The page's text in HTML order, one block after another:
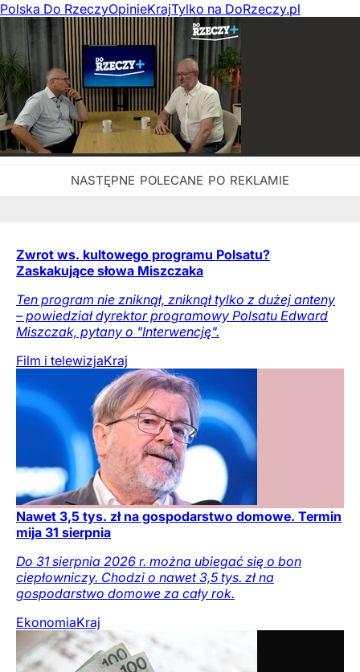
Polska Do RzeczyOpinieKrajTylko na DoRzeczy.pl
Zwrot ws. kultowego programu Polsatu?
Zaskakujące słowa Miszczaka
Ten program nie zniknął, zniknął tylko z dużej anteny
– powiedział dyrektor programowy Polsatu Edward
Miszczak, pytany o "Interwencję".
Film i telewizjaKraj
Nawet 3,5 tys. zł na gospodarstwo domowe. Termin
mija 31 sierpnia
Do 31 sierpnia 2026 r. można ubiegać się o bon
ciepłowniczy. Chodzi o nawet 3,5 tys. zł na
gospodarstwo domowe za cały rok.
EkonomiaKraj